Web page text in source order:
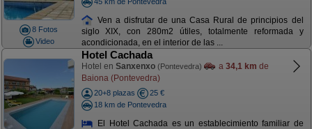
8 Fotos
Video
Ven a disfrutar de una Casa Rural de principios del
siglo XIX, con 280m2 útiles, totalmente reformada y
acondicionada, en el interior de las ...
Hotel Cachada
Hotel en Sanxenxo (Pontevedra) a 34,1 km de
Baiona (Pontevedra)
20+8 plazas
25 €
18 km de Pontevedra
El Hotel Cachada es un establecimiento familiar de